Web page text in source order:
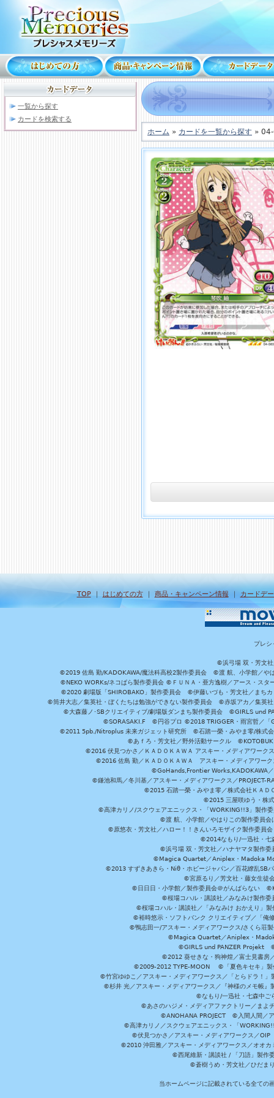
一覧から探す
カードを検索する
ホーム » カードを一覧から探す »
TOP｜ はじめての方｜ 商品・キャンペーン情報 ｜ カードデ
プレシ
©浜弓場 双・芳文社
©2019 佐島 勤/KADOKAWA/魔法科高校2製作委員会 ©渡 航、小学館／や
©NEKO WORKs/ネコぱら製作委員会 ©ＦＵＮＡ・亜方逸樹／アース・ス
©2020 劇場版「SHIROBAKO」製作委員会 ©伊藤いづも・芳文社／まち
©筒井大志／集英社・ぼくたちは勉強ができない製作委員会 ©赤坂アカ／集英
©大森藤ノ･SBクリエイティブ/劇場版ダンまち製作委員会 ©GIRLS und
©SORASAKI.F ©円谷プロ ©2018 TRIGGER・雨宮哲／
©2011 5pb./Nitroplus 未来ガジェット研究所 ©石踏一榮・みやま零/株式
©あｆろ・芳文社／野外活動サークル
©2016 伏見つかさ／ＫＡＤＯＫＡＷＡ アスキー・メディアワー
©2016 佐島 勤／ＫＡＤＯＫＡＷＡ アスキー・メディアワ
©GoHands,Frontier Works,KADOKAWA
©鎌池和馬／冬川基／アスキー・メディアワークス／
©2015 石踏一榮・みやま零／株式会社ＫＡＤ
©2015 三屋咲ゆう・株
©高津カリノ/スクウェアエニックス・「WORKING!!3」製作
©渡 航、小学館／やはりこの製作委員
©原悠衣・芳文社／ハロー！！きんいろモザイク製作委員
©2014なもり/一迅社・
©浜弓場 双・芳文社／ハナヤマタ製作
©Magica Quartet／Aniplex・Madoka
©2013 すずきあきら・Niθ・ホビージャパン／百花繚乱
©宮原るり／芳文社・藤女生徒
©日日日・小学館／製作委員会＠がんばらない
©桜場コハル・講談社／みなみけ製作
©桜場コハル・講談社／「みなみけ おかえり」
©裕時悠示・ソフトバンク クリエイティブ／「
©鴨志田一/アスキー・メディアワークス/さく
©Magica Quartet／Aniplex・
©GIRLS und PANZER Projekt ©
©2012 葵せきな・狗神煌／富士見書
©2009-2012 TYPE-MOON ©「夏色キセキ」製
©竹宮ゆゆこ／アスキー・メディアワークス／「とらドラ！
©杉井 光／アスキー・メディアワークス／『神様のメモ帳
©なもり/一迅社・七森中
©あさのハジメ・メディアファクトリー／ま
©ANOHANA PROJECT ©入間人間／ア
©高津カリノ／スクウェアエニックス・「
©伏見つかさ／アスキー・メディアワークス／
©2010 沖田雅／アスキー・メディアワークス／オオ
©西尾維新・講談社 / 「刀語」製作
©蒼樹うめ・芳文社／ひだま
当ホームページに記載されている全ての